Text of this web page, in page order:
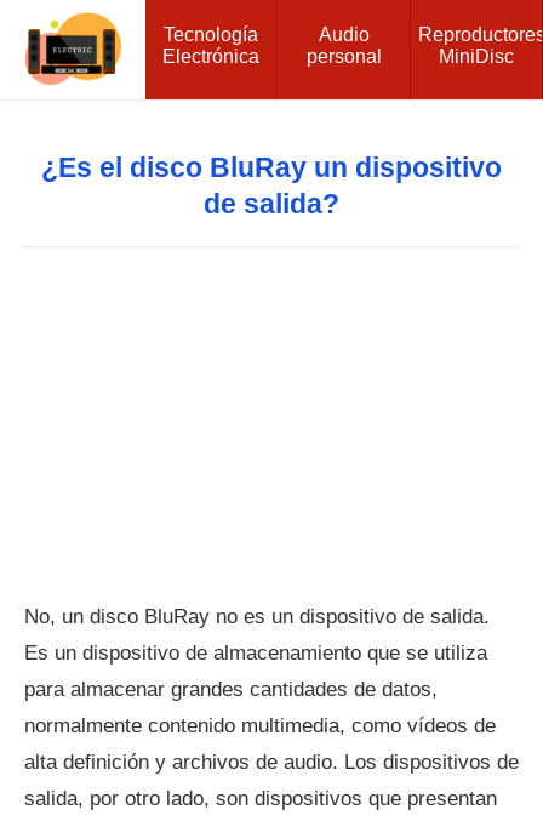
Tecnología
Electrónica
Audio
personal
MiniDisc
¿Es el disco BluRay un dispositivo
de salida?
No, un disco BluRay no es un dispositivo de salida.
Es un dispositivo de almacenamiento que se utiliza
para almacenar grandes cantidades de datos,
normalmente contenido multimedia, como vídeos de
alta definición y archivos de audio. Los dispositivos de
salida, por otro lado, son dispositivos que presentan